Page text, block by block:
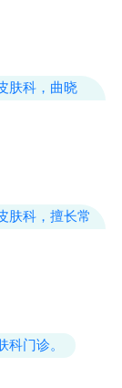
肤科，曲晓
本院美容科
京黄寺美容外
美容中心进修
肤科，擅长常
科门诊。